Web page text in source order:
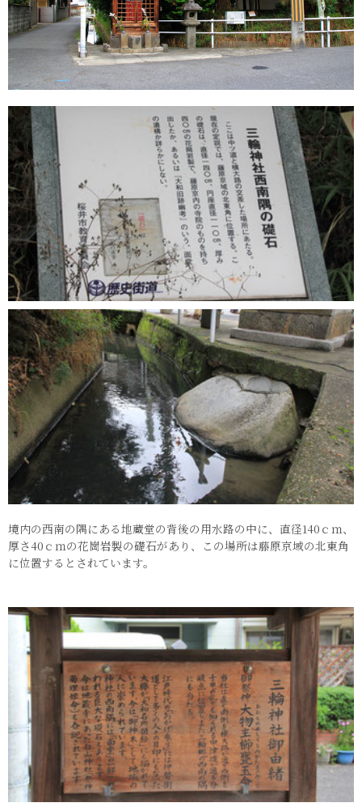
境内の西南の隅にある地蔵堂の背後の用水路の中に、直径140ｃｍ、
厚さ40ｃｍの花崗岩製の礎石があり、この場所は藤原京域の北東角
に位置するとされています。